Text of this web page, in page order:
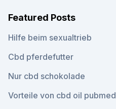
Featured Posts
Hilfe beim sexualtrieb
Cbd pferdefutter
Nur cbd schokolade
Vorteile von cbd oil pubmed